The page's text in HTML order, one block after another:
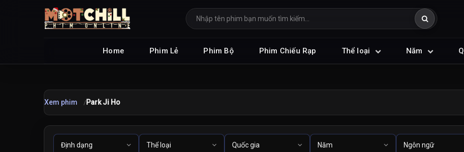
Home Phim Lẻ Phim Bộ Phim Chiếu Rạp Thể loại Năm
Xem phim Park Ji Ho